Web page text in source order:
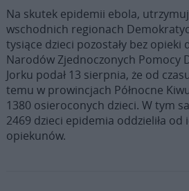
Na skutek epidemii ebola,
wschodnich regionach
tysiące dzieci pozostały bez opieki
Narodów Zjednoczonych Pomocy
Jorku podał 13 sierpnia, że od
temu w prowincjach Północne
1380 osieroconych dzieci. W tym
2469 dzieci epidemia oddzieliła od
opiekunów.